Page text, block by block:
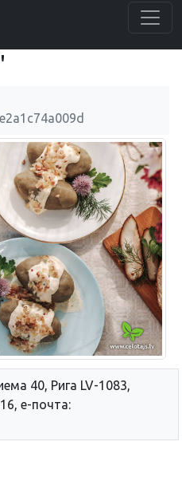
40, Рига LV-1083,
е-почта: